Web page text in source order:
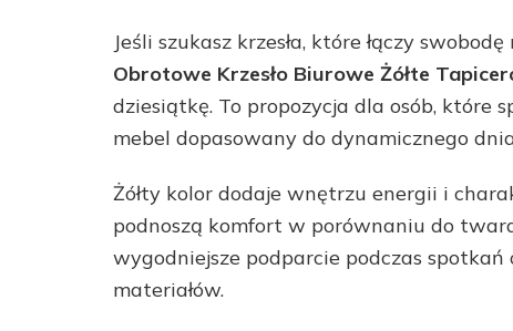
Jeśli szukasz krzesła, które łączy
Obrotowe Krzesło Biurowe Żółte
dziesiątkę. To propozycja dla osób, które
mebel dopasowany do dynamicznego
Żółty kolor dodaje wnętrzu energii i
podnoszą komfort w porównaniu do
wygodniejsze podparcie podczas
materiałów.